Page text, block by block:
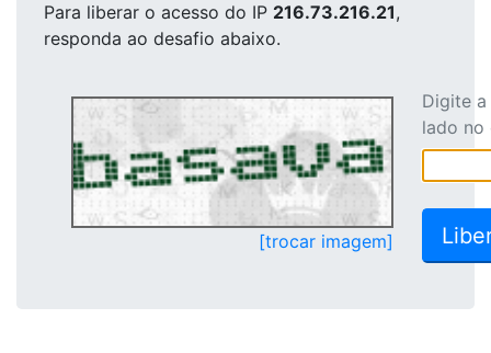
Para liberar o acesso do IP 216.73.216.21,
responda ao desafio abaixo.
[trocar imagem]
Digite
lado no